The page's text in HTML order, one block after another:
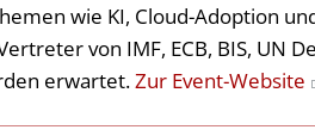
wie KI, Cloud-Adoption
von IMF, ECB, BIS, UN
erwartet.Zur Event-Website